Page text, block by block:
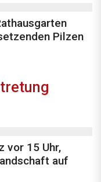
Pilzen
vor 15 Uhr,
auf